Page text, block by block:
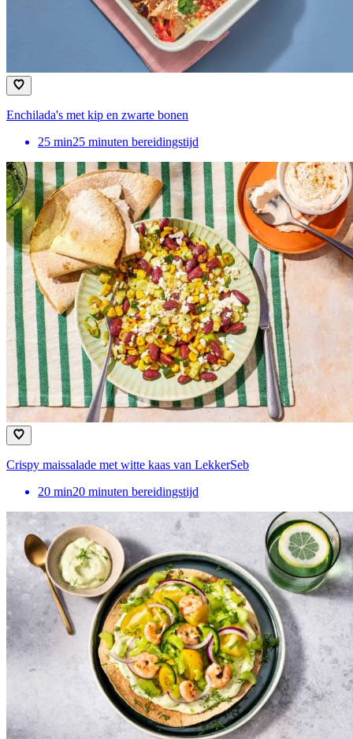
Enchilada's met kip en zwarte bonen
25 min25 minuten bereidingstijd
Crispy maissalade met witte kaas van LekkerSeb
20 min20 minuten bereidingstijd